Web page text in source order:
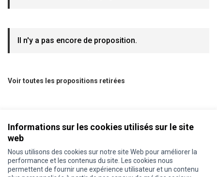
Informations sur les cookies utilisés sur le site
web
Nous utilisons des cookies sur notre site Web pour améliorer la
performance et les contenus du site. Les cookies nous
permettent de fournir une expérience utilisateur et un contenu
Il n'y a pas encore de proposition.
Voir toutes les propositions retirées